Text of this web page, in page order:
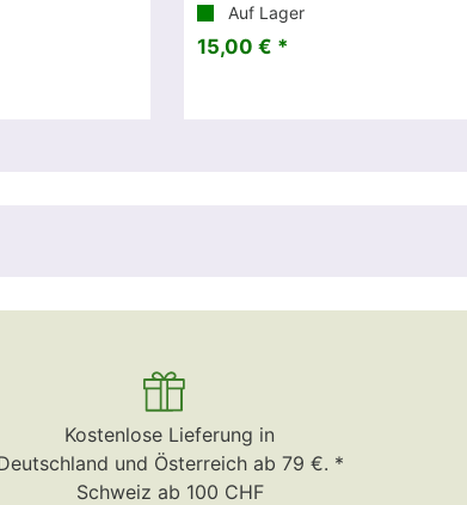
Auf Lager
15,00 € *
Kostenlose Lieferung in
und Österreich ab 79 €. *
Schweiz ab 100 CHF